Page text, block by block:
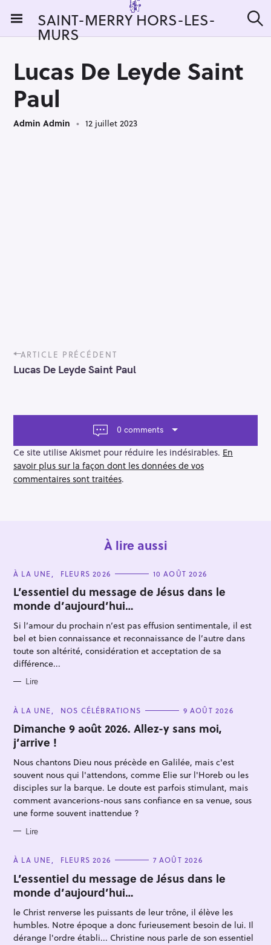
i
SAINT-MERRY HORS-LES-
MURS e
Lucas De Leyde Saint
Paul
Admin Admin 12 juillet 2023
P
o
s
a
g
a
t
i
ARTICLE PRÉCÉDENT
Lucas De Leyde Saint Paul
0 comments
Ce site utilise Akismet pour réduire les indésirables. En
savoir plus sur la façon dont les données de vos
commentaires sont traitées.
À lire aussi
C
T
E
G
O
R
I
E
S
À LA UNE FLEURS 2026 10 AOÛT 2026
L’essentiel du message de Jésus dans le
monde d’aujourd’hui…
Si l’amour du prochain n’est pas effusion sentimentale, il est
bel et bien connaissance et reconnaissance de l’autre dans
toute son altérité, considération et acceptation de sa
différence...
Lire
C
T
E
G
O
R
I
E
S
À LA UNE NOS CÉLÉBRATIONS 9 AOÛT 2026
Dimanche 9 août 2026. Allez-y sans moi,
j’arrive !
Nous chantons Dieu nous précède en Galilée, mais c'est
souvent nous qui l'attendons, comme Elie sur l'Horeb ou les
disciples sur la barque. Le doute est parfois stimulant, mais
comment avancerions-nous sans confiance en sa venue, sous
une forme souvent inattendue ?
Lire
C
T
E
G
O
R
I
E
S
À LA UNE FLEURS 2026 7 AOÛT 2026
L’essentiel du message de Jésus dans le
monde d’aujourd’hui…
le Christ renverse les puissants de leur trône, il élève les
humbles. Notre époque a donc furieusement besoin de lui. Il
dérange l'ordre établi... Christine nous parle de son essentiel
R
e
h
e
r
c
h
e
r